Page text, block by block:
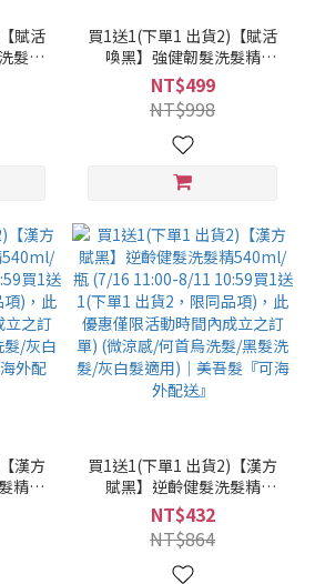
賦活
髮精
2，
活動
【洗
理】
買1送1(下單1 出貨2)【賦活
喚黑】強健韌髮洗髮精
530ml/瓶 (7/16 11:00-8/11
10:59買1送1(下單1 出貨2，
限同品項)，此優惠僅限活動
時間內成立之訂單)
美吾髮『可海外配送』【洗
健髮/頭皮養護/頭皮照護/頭
皮護理】
NT$499
NT$998
漢方
精
2，
活動
首烏
買1送1(下單1 出貨2)【漢方
賦黑】逆齡健髮洗髮精
540ml/瓶 (7/16 11:00-8/11
10:59買1送1(下單1 出貨2，
限同品項)，此優惠僅限活動
時間內成立之訂單) (微涼感/
NT$432
NT$864